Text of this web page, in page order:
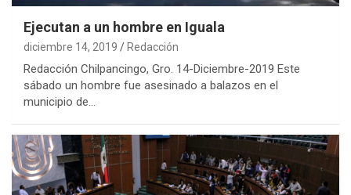
Ejecutan a un hombre en Iguala
diciembre 14, 2019 Redacción
Redacción Chilpancingo, Gro. 14-Diciembre-2019 Este
sábado un hombre fue asesinado a balazos en el
municipio de…